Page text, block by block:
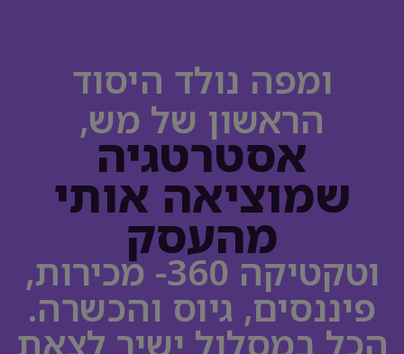
ומפה נולד היסוד
הראשון של מש,
אסטרטגיה
שמוציאה אותי
מהעסק
וטקטיקה 360- מכירות,
פיננסים, גיוס והכשרה.
הכל במסלול ישיר לצאת